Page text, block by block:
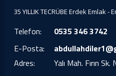
35 YILLIK TECRÜBE Erdek Emlak -
Telefon:
0535 346 3742
E-Posta:
Adres:
Yalı Mah. Fırın